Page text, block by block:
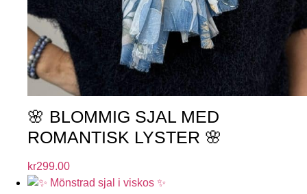
🌸 BLOMMIG SJAL MED
ROMANTISK LYSTER 🌸
kr299.00